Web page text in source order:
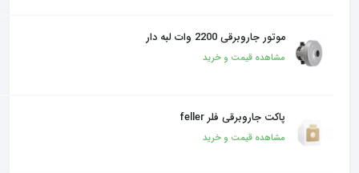
موتور جاروبرقی 2200 وات لبه دار
مشاهده قیمت و خرید
پاکت جاروبرقی فلر feller
مشاهده قیمت و خرید